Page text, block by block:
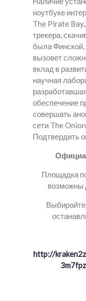
ноутбуке
The Pirate
трекера,
была
вызовет
вклад в
научная
обеспечение
совершать
сети The
Подтвердить
Площадка
возможны
http://